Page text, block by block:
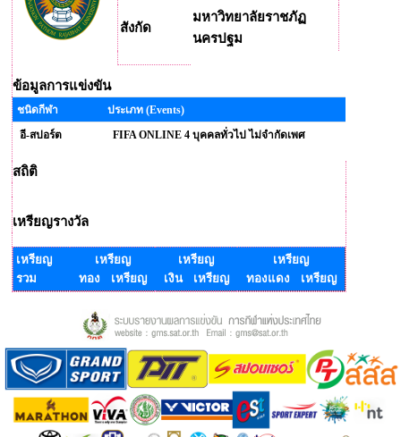
สังกัด
มหาวิทยาลัยราชภัฏ
นครปฐม
ข้อมูลการแข่งขัน
ชนิดกีฬา
ประเภท (Events)
อี-สปอร์ต
FIFA ONLINE 4 บุคคลทั่วไป ไม่จำกัดเพศ
สถิติ
เหรียญรางวัล
เหรียญ
รวม
เหรียญ
ทอง เหรียญ
เหรียญ
เงิน เหรียญ
เหรียญ
ทองแดง เหรียญ